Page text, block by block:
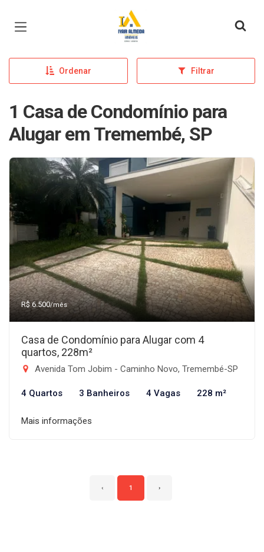
Página inicial
Ordenar Filtrar
1 Casa de Condomínio para
Alugar em Tremembé, SP
R$ 6.500/mês
Casa de Condomínio para Alugar com 4
quartos, 228m²
Avenida Tom Jobim - Caminho Novo, Tremembé-SP
4 Quartos 3 Banheiros 4 Vagas 228 m²
Mais informações
‹ 1 ›